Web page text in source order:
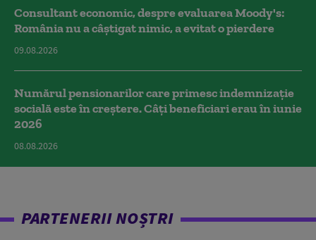
Consultant economic, despre evaluarea Moody's:
România nu a câştigat nimic, a evitat o pierdere
09.08.2026
Numărul pensionarilor care primesc indemnizaţie
socială este în creștere. Câți beneficiari erau în iunie
2026
08.08.2026
PARTENERII NOȘTRI